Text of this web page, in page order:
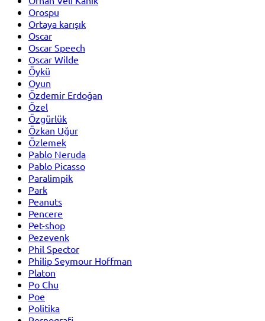
Orospu
Ortaya karışık
Oscar
Oscar Speech
Oscar Wilde
Öykü
Oyun
Özdemir Erdoğan
Özel
Özgürlük
Özkan Uğur
Özlemek
Pablo Neruda
Pablo Picasso
Paralimpik
Park
Peanuts
Pencere
Pet-shop
Pezevenk
Phil Spector
Philip Seymour Hoffman
Platon
Po Chu
Poe
Politika